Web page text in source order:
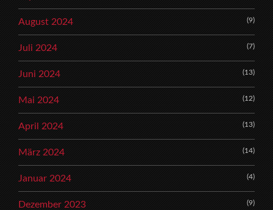
August 2024 (9)
Juli 2024 (7)
Juni 2024 (13)
Mai 2024 (12)
April 2024 (13)
März 2024 (14)
Januar 2024 (4)
Dezember 2023 (9)